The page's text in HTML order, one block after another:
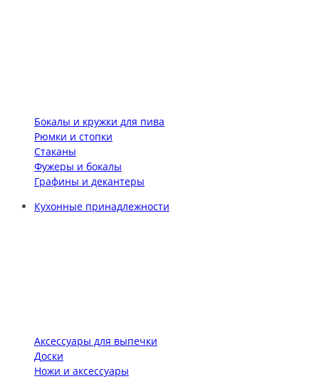
Бокалы и кружки для пива
Рюмки и стопки
Стаканы
Фужеры и бокалы
Графины и декантеры
Кухонные принадлежности
Аксессуары для выпечки
Доски
Ножи и аксессуары